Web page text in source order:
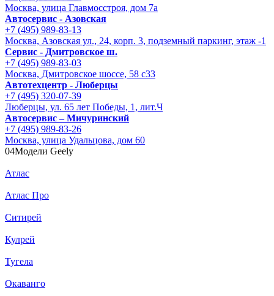
Москва, улица Главмосстроя, дом 7а
Автосервис - Азовская
+7 (495) 989-83-13
Москва, Азовская ул., 24, корп. 3, подземный паркинг, этаж -1
Сервис - Дмитровское ш.
+7 (495) 989-83-03
Москва, Дмитровское шоссе, 58 с33
Автотехцентр - Люберцы
+7 (495) 320-07-39
Люберцы, ул. 65 лет Победы, 1, лит.Ч
Автосервис – Мичуринский
+7 (495) 989-83-26
Москва, улица Удальцова, дом 60
04Модели Geely
Атлас
Атлас Про
Ситирей
Кулрей
Тугела
Окаванго